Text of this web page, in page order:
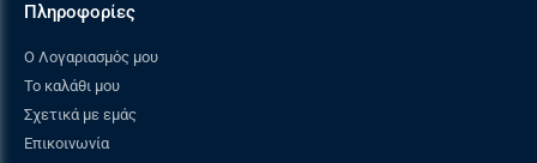
Πληροφορίες
Ο Λογαριασμός μου
Το καλάθι μου
Σχετικά με εμάς
Επικοινωνία